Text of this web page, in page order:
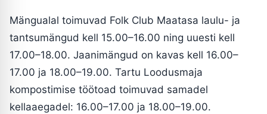
Mängualal toimuvad Folk Club Maatasa laulu- ja
tantsumängud kell 15.00–16.00 ning uuesti kell
17.00–18.00. Jaanimängud on kavas kell 16.00–
17.00 ja 18.00–19.00. Tartu Loodusmaja
kompostimise töötoad toimuvad samadel
kellaaegadel: 16.00–17.00 ja 18.00–19.00.